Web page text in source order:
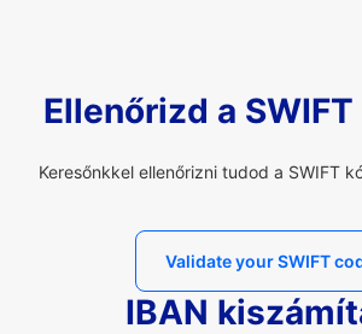
Ellenőrizd a
Keresőnkkel ellenőrizni tudod a SWIFT
Validate your SWIFT
IBAN